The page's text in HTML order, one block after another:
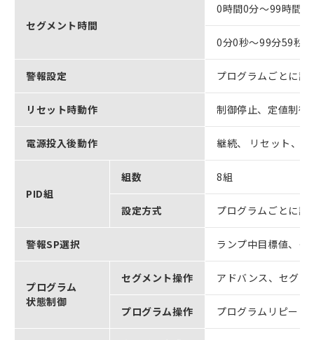
セグメント時間
0時間0分～99時間
0分0秒～99分59秒
警報設定 プログラムごとに設
リセット時動作 制御停止、定値制御
電源投入後動作 継続、 リセット、
PID組
組数 8組
設定方式 プログラムごとに設
警報SP選択 ランプ中目標値、タ
プログラム
状態制御
セグメント操作 アドバンス、セグメ
プログラム操作 プログラムリピート